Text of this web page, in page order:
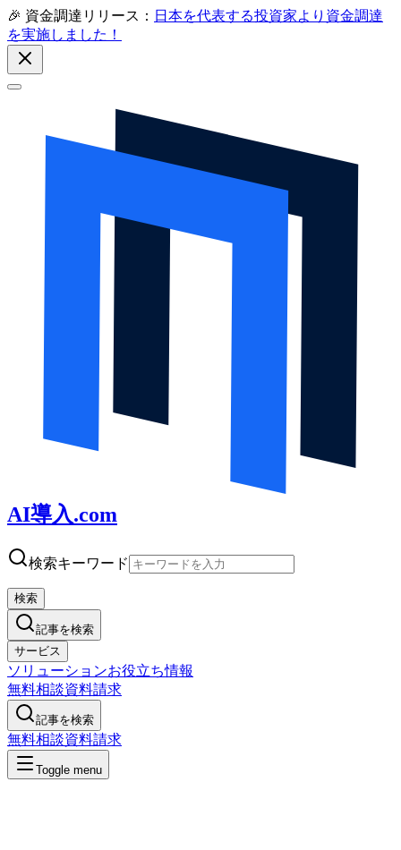
🎉 資金調達リリース： 日本を代表する投資家より資金調達
を実施しました！
AI導入.com
検索キーワード
検索
記事を検索
サービス
ソリューションお役立ち情報
無料相談資料請求
記事を検索
無料相談資料請求
Toggle menu